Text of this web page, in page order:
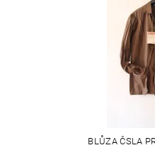
BLŮZA ČSLA